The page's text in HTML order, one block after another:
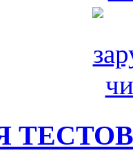
ТЕСТОВ